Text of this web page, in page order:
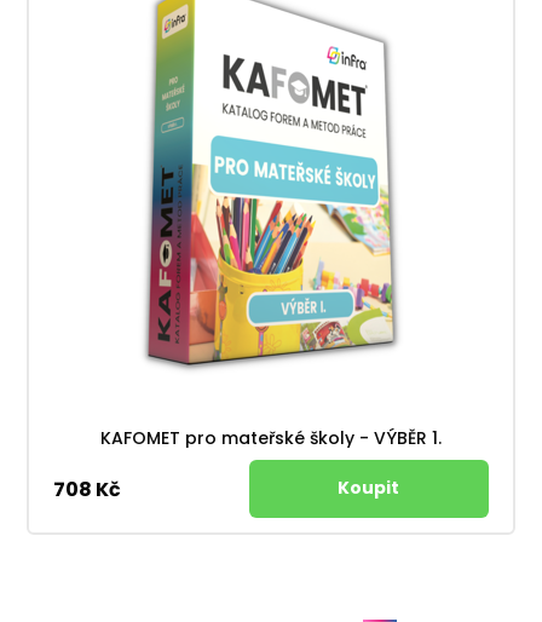
KAFOMET pro mateřské školy - VÝBĚR 1.
708 Kč